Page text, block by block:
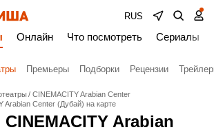
RUS
Онлайн Что посмотреть Сериалы
Премьеры Подборки Рецензии
CINEMACITY Arabian Center
Arabian Center (Дубай) на карте
CINEMACITY Arabian